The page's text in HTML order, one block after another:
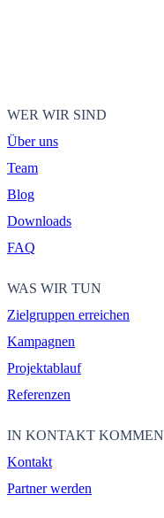
WER WIR SIND
Über uns
Team
Blog
Downloads
FAQ
WAS WIR TUN
Zielgruppen erreichen
Kampagnen
Projektablauf
Referenzen
IN KONTAKT KOMMEN
Kontakt
Partner werden